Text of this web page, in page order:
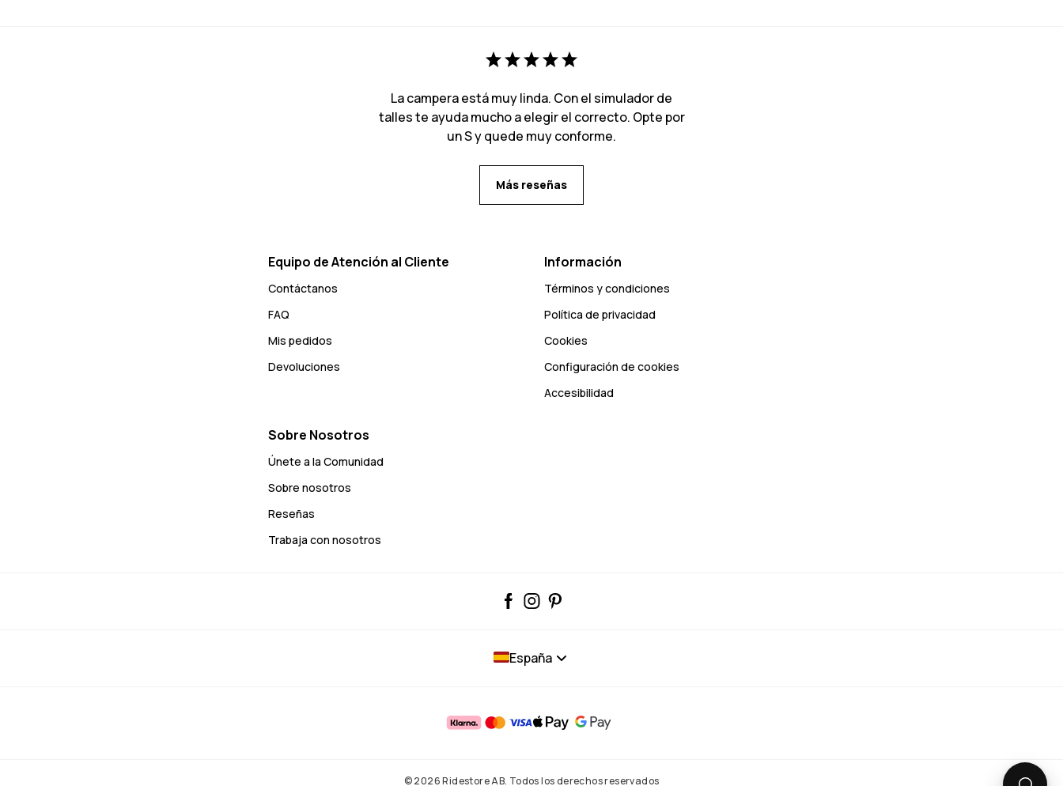
La campera está muy linda. Con el simulador de
talles te ayuda mucho a elegir el correcto. Opte por
un S y quede muy conforme.
Más reseñas
Equipo de Atención al Cliente
Contáctanos
FAQ
Mis pedidos
Devoluciones
Información
Términos y condiciones
Política de privacidad
Cookies
Configuración de cookies
Accesibilidad
Sobre Nosotros
Únete a la Comunidad
Sobre nosotros
Reseñas
Trabaja con nosotros
España
© 2026 Ridestore AB. Todos los derechos reservados